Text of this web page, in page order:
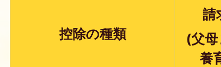
控除の種類
請
(父
養